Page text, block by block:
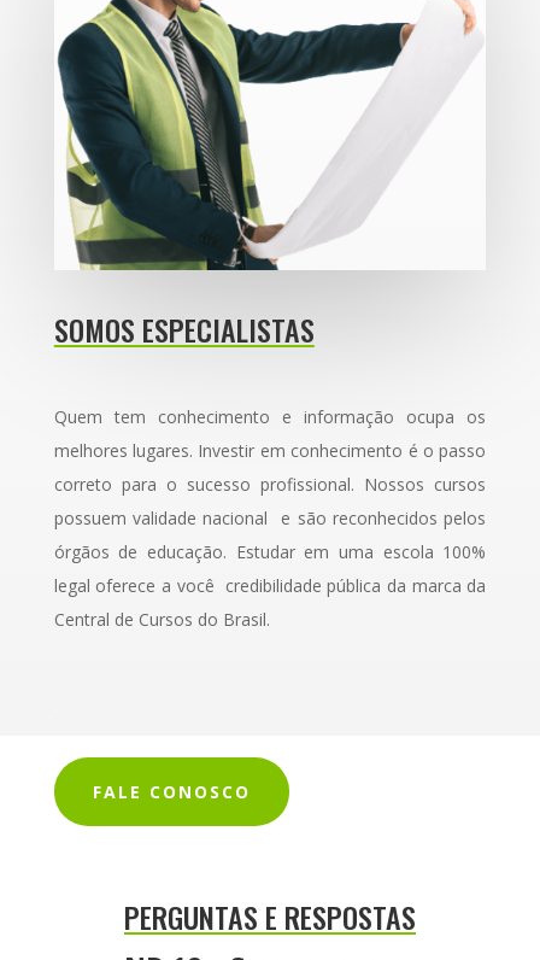
SOMOS ESPECIALISTAS
Quem tem conhecimento e informação ocupa os
melhores lugares. Investir em conhecimento é o passo
correto para o sucesso profissional. Nossos cursos
possuem validade nacional e são reconhecidos pelos
órgãos de educação. Estudar em uma escola 100%
legal oferece a você credibilidade pública da marca da
Central de Cursos do Brasil.
FALE CONOSCO
PERGUNTAS E RESPOSTAS